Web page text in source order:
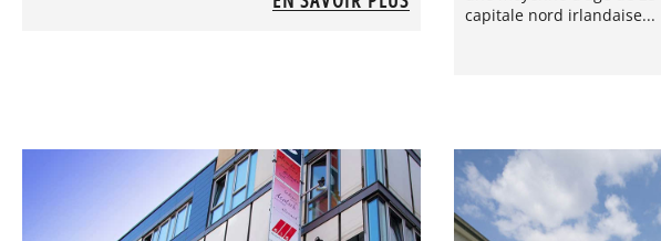
capitale nord irlandaise...